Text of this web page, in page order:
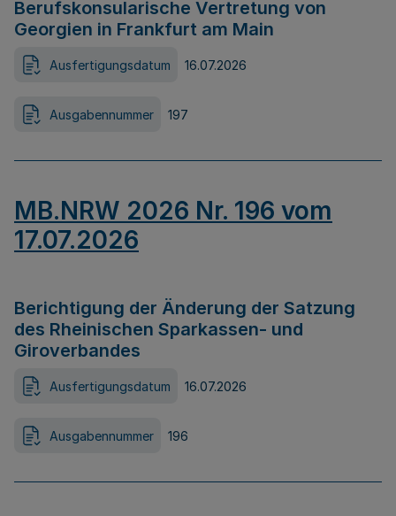
Berufskonsularische Vertretung von
Georgien in Frankfurt am Main
Ausfertigungsdatum 16.07.2026
Ausgabennummer 197
MB.NRW 2026 Nr. 196 vom
17.07.2026
Berichtigung der Änderung der Satzung
des Rheinischen Sparkassen- und
Giroverbandes
Ausfertigungsdatum 16.07.2026
Ausgabennummer 196